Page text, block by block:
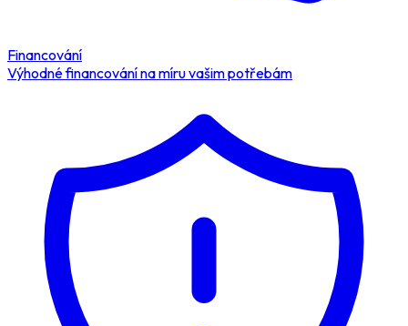
Financování
Výhodné financování na míru vašim potřebám